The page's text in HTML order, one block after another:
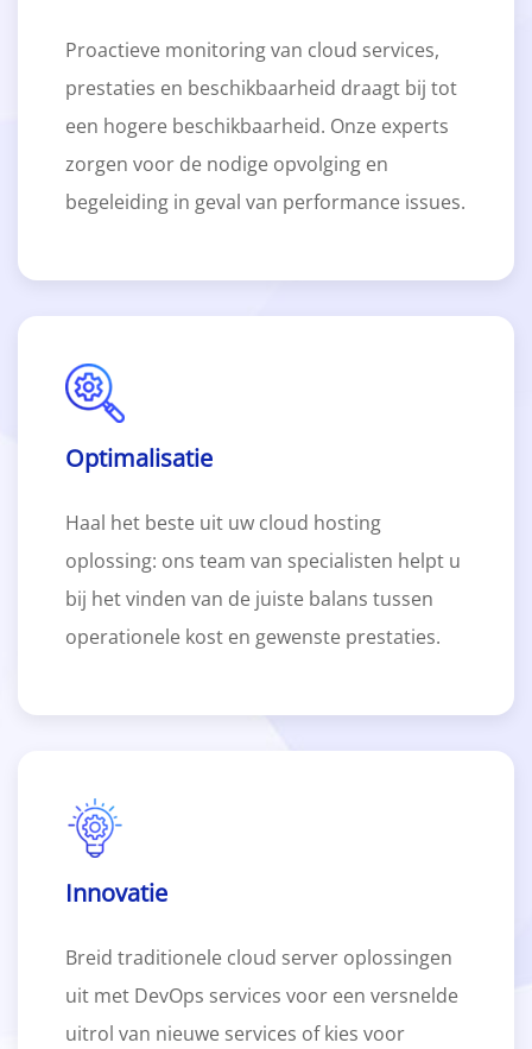
Proactieve monitoring van cloud services,
prestaties en beschikbaarheid draagt bij tot
een hogere beschikbaarheid. Onze experts
zorgen voor de nodige opvolging en
begeleiding in geval van performance issues.
Optimalisatie
Haal het beste uit uw cloud hosting
oplossing: ons team van specialisten helpt u
bij het vinden van de juiste balans tussen
operationele kost en gewenste prestaties.
Innovatie
Breid traditionele cloud server oplossingen
uit met DevOps services voor een versnelde
uitrol van nieuwe services of kies voor